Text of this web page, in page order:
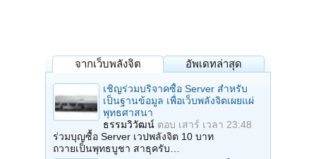
จากเว็บพลังจิต อัพเดทล่าสุด
เชิญร่วมบริจาคซื้อ Server สำหรับ
เป็นฐานข้อมูล เพื่อเว็บพลังจิตเผยแผ่
พุทธศาสนา
ธรรมวิวัฒน์ ตอบ เสาร์ เวลา 23:48
ร่วมบุญซื้อ Server เวปพลังจิต 10 บาท
ถวายเป็นพุทธบูชา สาธุครับ…